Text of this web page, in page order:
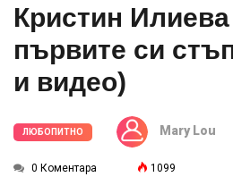
Кристин
първите си
и видео)
ЛЮБОПИТНО Mary Lou
0 Коментара 1099